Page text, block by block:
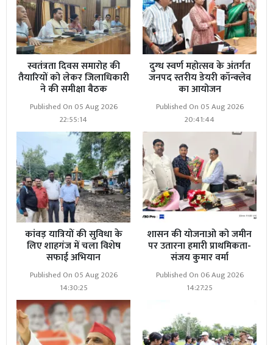
स्वतंत्रता दिवस समारोह की
तैयारियों को लेकर जिलाधिकारी
ने की समीक्षा बैठक
Published On 05 Aug 2026
22:55:14
दुग्ध स्वर्ण महोत्सव के अंतर्गत
जनपद स्तरीय डेयरी कॉन्क्लेव
का आयोजन
Published On 05 Aug 2026
20:41:44
कांवड़ यात्रियों की सुविधा के
लिए शाहगंज में चला विशेष
सफाई अभियान
Published On 05 Aug 2026
14:30:25
शासन की योजनाओ को जमीन
पर उतारना हमारी प्राथमिकता-
संजय कुमार वर्मा
Published On 06 Aug 2026
14:27:25